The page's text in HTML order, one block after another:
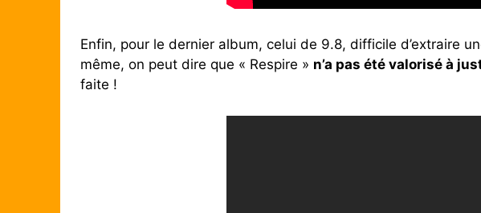
Enfin, pour le dernier album, celui de 9.8, difficile d’extraire
même, on peut dire que « Respire » n’a pas été valorisé à
faite !